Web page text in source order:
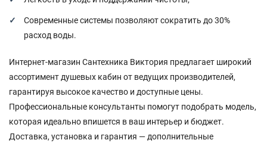
Современные системы позволяют сократить до 30%
расход воды.
Интернет-магазин Сантехника Виктория предлагает широкий
ассортимент душевых кабин от ведущих производителей,
гарантируя высокое качество и доступные цены.
Профессиональные консультанты помогут подобрать модель,
которая идеально впишется в ваш интерьер и бюджет.
Доставка, установка и гарантия — дополнительные